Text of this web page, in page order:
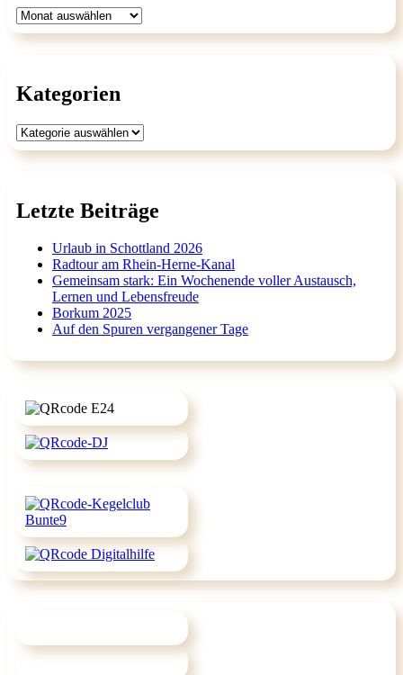
Archiv
Kategorien
Kategorien
Letzte Beiträge
Urlaub in Schottland 2026
Radtour am Rhein-Herne-Kanal
Gemeinsam stark: Ein Wochenende voller Austausch,
Lernen und Lebensfreude
Borkum 2025
Auf den Spuren vergangener Tage